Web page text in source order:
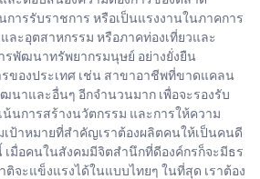
การรับราชการ หรือเป็นแรงงานในภาคการ
ละอุตสาหกรรม หรือภาคท่องเที่ยวและ
รพัฒนาทรัพยากรมนุษย์ อย่างยั่งยืน
ของประเทศ เช่น สาขาอาชีพที่ขาดแคลน
นาและอื่นๆ อีกจำนวนมาก เพื่อจะรองรับ
นการสร้างนวัตกรรม และการให้ความ
ป้าหมายที่สำคัญเราต้องผลิตคนให้เป็นคนดี
เมื่อคนในสังคมมีจิตสำนึกที่ดีองค์กรก็จะมีธร
จะแข็งแรงได้ในแบบไทยๆ ในที่สุด เราต้อง